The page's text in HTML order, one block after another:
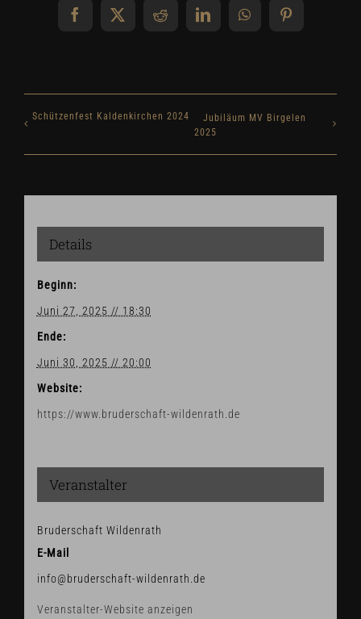
Facebook
X RedditLinkedInWhatsAppPinterest
Schützenfest Kaldenkirchen 2024
Jubiläum MV Birgelen
2025
Details
Beginn:
Juni 27, 2025 // 18:30
Ende:
Juni 30, 2025 // 20:00
Website:
https://www.bruderschaft-wildenrath.de
Veranstalter
Bruderschaft Wildenrath
E-Mail
info@bruderschaft-wildenrath.de
Veranstalter-Website anzeigen